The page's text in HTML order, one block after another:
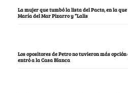
La mujer que tumbó la lista del Pacto, en la
María del Mar Pizarro y “Lalis
Los opositores de Petro no tuvieron más
entró a la Casa Blanca